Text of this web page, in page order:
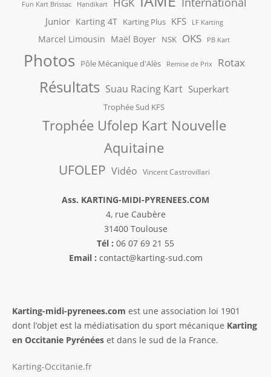
Fun Kart Brissac Handikart
Junior Karting 4T Karting Plus KFS LF Karting
Marcel Limousin Maël Boyer NSK OKS PB Kart
Photos Pôle Mécanique d'Alès Remise de Prix Rotax
Résultats Suau Racing Kart Superkart
Trophée Sud KFS
Trophée Ufolep Kart Nouvelle
Aquitaine
UFOLEP Vidéo Vincent Castrovillari
Ass. KARTING-MIDI-PYRENEES.COM
4, rue Caubère
31400 Toulouse
Tél : 06 07 69 21 55
Email : contact@karting-sud.com
Karting-midi-pyrenees.com est une association loi 1901
dont l’objet est la médiatisation du sport mécanique Karting
en Occitanie Pyrénées et dans le sud de la France.
Karting-Occitanie.fr